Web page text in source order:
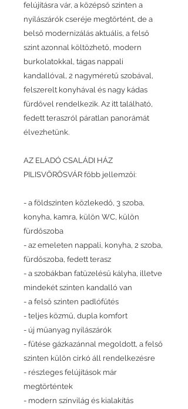
felújításra vár, a középső szinten a
nyílászárók cseréje megtörtént, de a
belső modernizálás aktuális, a felső
szint azonnal költözhető, modern
burkolatokkal, tágas nappali
kandallóval, 2 nagyméretű szobával,
felszerelt konyhával és nagy kádas
fürdővel rendelkezik. Az itt található,
fedett teraszról páratlan panorámát
élvezhetünk.
AZ ELADÓ CSALÁDI HÁZ
PILISVÖRÖSVÁR főbb jellemzői:
- a földszinten közlekedő, 3 szoba,
konyha, kamra, külön WC, külön
fürdőszoba
- az emeleten nappali, konyha, 2 szoba,
fürdőszoba, fedett terasz
- a szobákban fatüzelésű kályha, illetve
mindekét szinten kandalló van
- a felső szinten padlófűtés
- teljes közmű, dupla komfort
- új műanyag nyílászárók
- fűtése gázkazánnal megoldott, a felső
szinten külön cirkó áll rendelkezésre
- részleges felújítások már
megtörténtek
- modern színvilág és kialakítás